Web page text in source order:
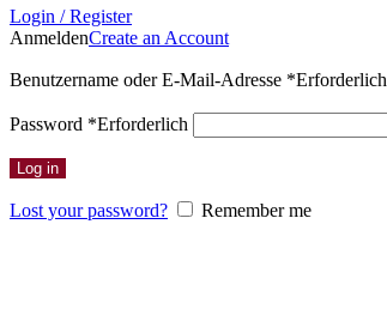
Login / Register
AnmeldenCreate an Account
Benutzername oder E-Mail-Adresse *Erforderlich
Password *Erforderlich
Log in
Lost your password? Remember me